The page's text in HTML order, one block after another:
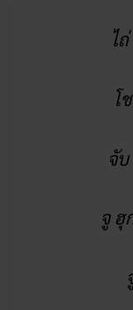
เทียนและโค
บทสวดไถ่อิม
โ
จั